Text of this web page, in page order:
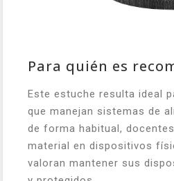
Para quién es
Este estuche resulta ideal
que manejan sistemas de
de forma habitual,
material en dispositivos
valoran mantener sus